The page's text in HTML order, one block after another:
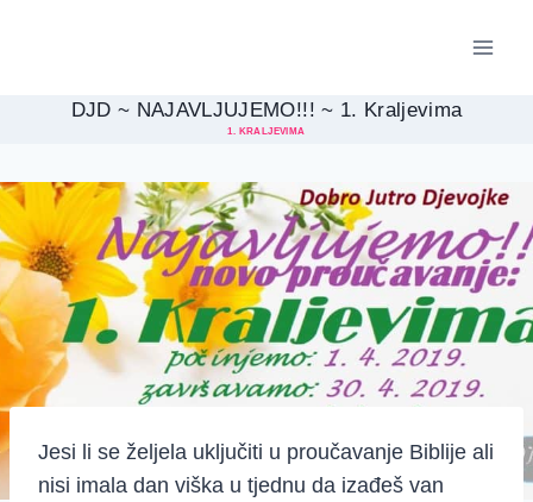
DJD ~ NAJAVLJUJEMO!!! ~ 1. Kraljevima
1. KRALJEVIMA
Jesi li se željela uključiti u proučavanje Biblije ali
nisi imala dan viška u tjednu da izađeš van